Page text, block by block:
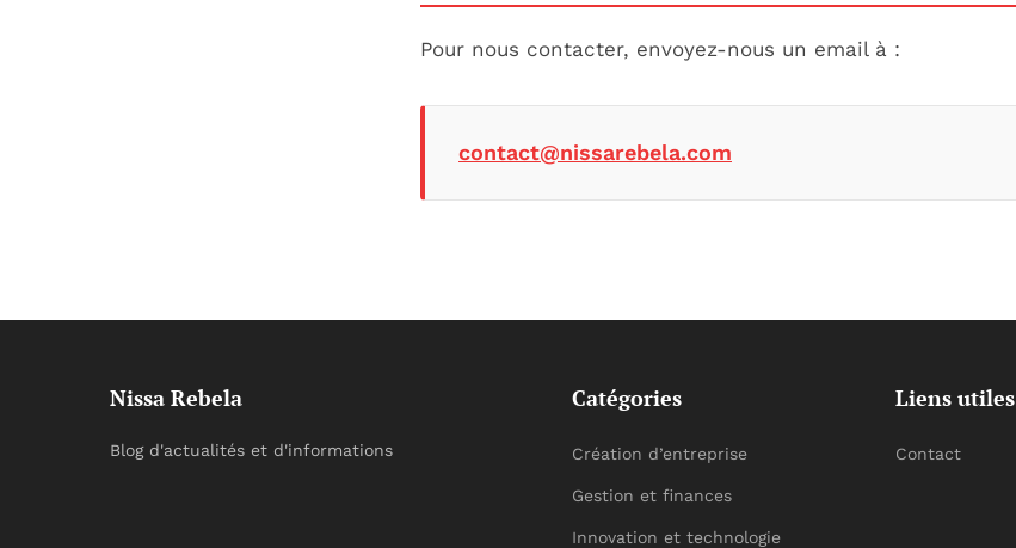
Pour nous contacter, envoyez-nous un email à :
contact@nissarebela.com
Nissa Rebela
Blog d'actualités et d'informations
Catégories
Création d’entreprise
Gestion et finances
Innovation et technologie
Liens utiles
Contact